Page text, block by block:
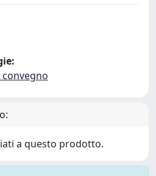
a questo prodotto.